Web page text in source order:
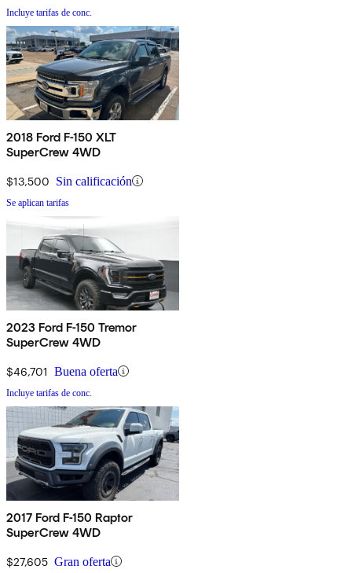
Incluye tarifas de conc.
2018 Ford F-150 XLT
SuperCrew 4WD
$13,500 Sin calificación
Se aplican tarifas
2023 Ford F-150 Tremor
SuperCrew 4WD
$46,701 Buena oferta
Incluye tarifas de conc.
2017 Ford F-150 Raptor
SuperCrew 4WD
$27,605 Gran oferta